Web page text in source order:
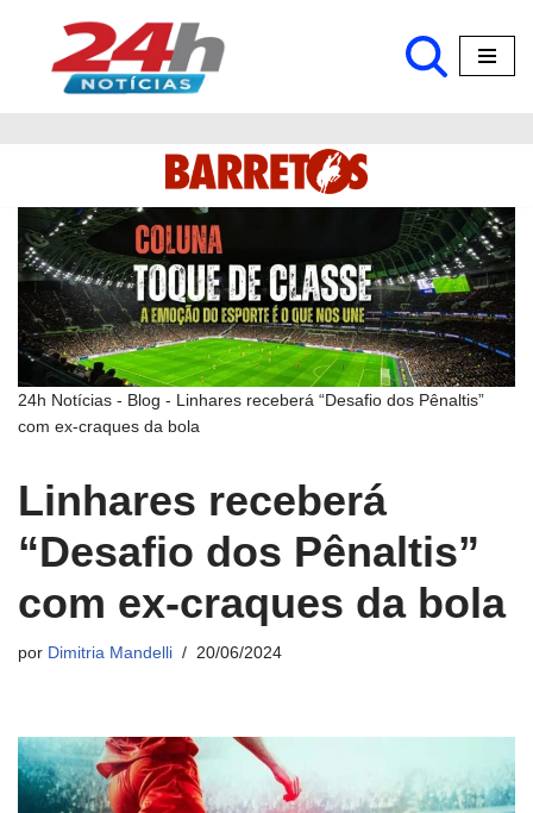
Pular
24h Notícias - Blog - Linhares receberá “Desafio dos Pênaltis”
com ex-craques da bola
Linhares receberá
“Desafio dos Pênaltis”
com ex-craques da bola
por Dimitria Mandelli 20/06/2024